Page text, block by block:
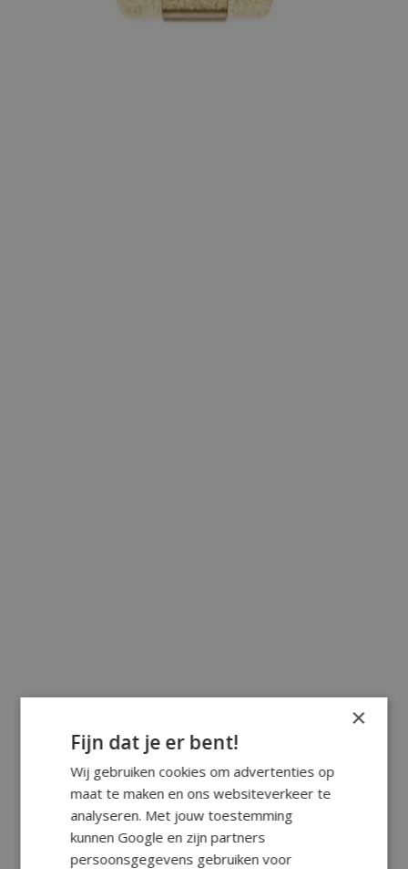
×
Fijn dat je er bent!
Wij gebruiken cookies om advertenties op
maat te maken en ons websiteverkeer te
analyseren. Met jouw toestemming
kunnen Google en zijn partners
persoonsgegevens gebruiken voor